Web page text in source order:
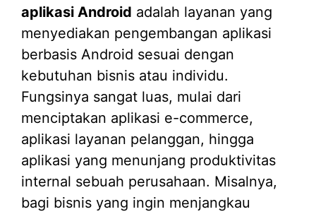
aplikasi Android adalah layanan yang
menyediakan pengembangan aplikasi
berbasis Android sesuai dengan
kebutuhan bisnis atau individu.
Fungsinya sangat luas, mulai dari
menciptakan aplikasi e-commerce,
aplikasi layanan pelanggan, hingga
aplikasi yang menunjang produktivitas
internal sebuah perusahaan. Misalnya,
bagi bisnis yang ingin menjangkau